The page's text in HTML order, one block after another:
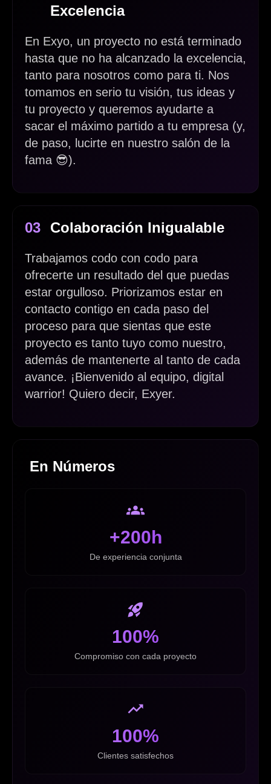
Excelencia
En Exyo, un proyecto no está terminado
hasta que no ha alcanzado la excelencia,
tanto para nosotros como para ti. Nos
tomamos en serio tu visión, tus ideas y
tu proyecto y queremos ayudarte a
sacar el máximo partido a tu empresa (y,
de paso, lucirte en nuestro salón de la
fama 😎).
03 Colaboración Inigualable
Trabajamos codo con codo para
ofrecerte un resultado del que puedas
estar orgulloso. Priorizamos estar en
contacto contigo en cada paso del
proceso para que sientas que este
proyecto es tanto tuyo como nuestro,
además de mantenerte al tanto de cada
avance. ¡Bienvenido al equipo, digital
warrior! Quiero decir, Exyer.
En Números
+200h
De experiencia conjunta
100%
Compromiso con cada proyecto
100%
Clientes satisfechos